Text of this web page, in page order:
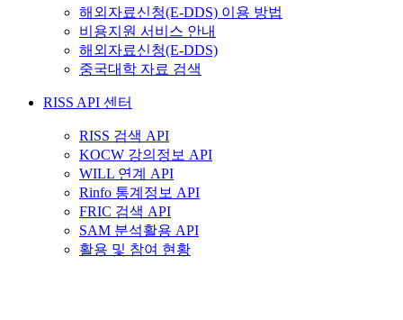
해외자료신청(E-DDS) 이용 방법
비용지원 서비스 안내
해외자료신청(E-DDS)
중국대학 자료 검색
RISS API 센터
RISS 검색 API
KOCW 강의정보 API
WILL 연계 API
Rinfo 통계정보 API
FRIC 검색 API
SAM 분석활용 API
활용 및 참여 현황